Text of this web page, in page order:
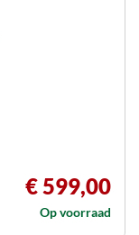
€ 599,00
Op voorraad